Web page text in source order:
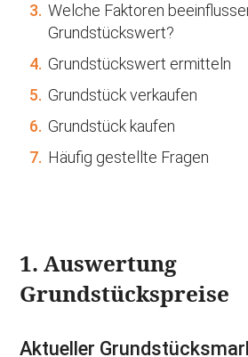
3. Welche Faktoren
Grundstückswert?
4. Grundstückswert ermitteln
5. Grundstück verkaufen
6. Grundstück kaufen
7. Häufig gestellte Fragen
1. Auswertung
Grundstückspreise
Aktueller